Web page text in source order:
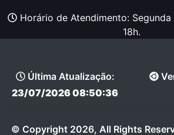
Horário de Atendimento: Segunda
18h.
Última Atualização:
23/07/2026 08:50:36
© Copyright 2026, All Rights